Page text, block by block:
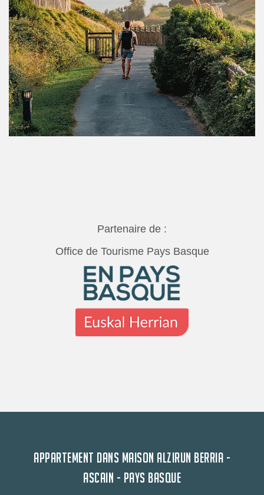
Partenaire de :
Office de Tourisme Pays Basque
APPARTEMENT DANS MAISON ALZIRUN BERRIA -
ASCAIN - PAYS BASQUE